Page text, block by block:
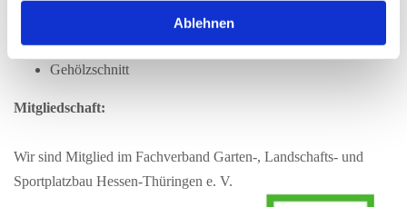
Ablehnen
Rasenpflege
Gehölzschnitt
Mitgliedschaft:
Wir sind Mitglied im Fachverband Garten-, Landschafts- und
Sportplatzbau Hessen-Thüringen e. V.